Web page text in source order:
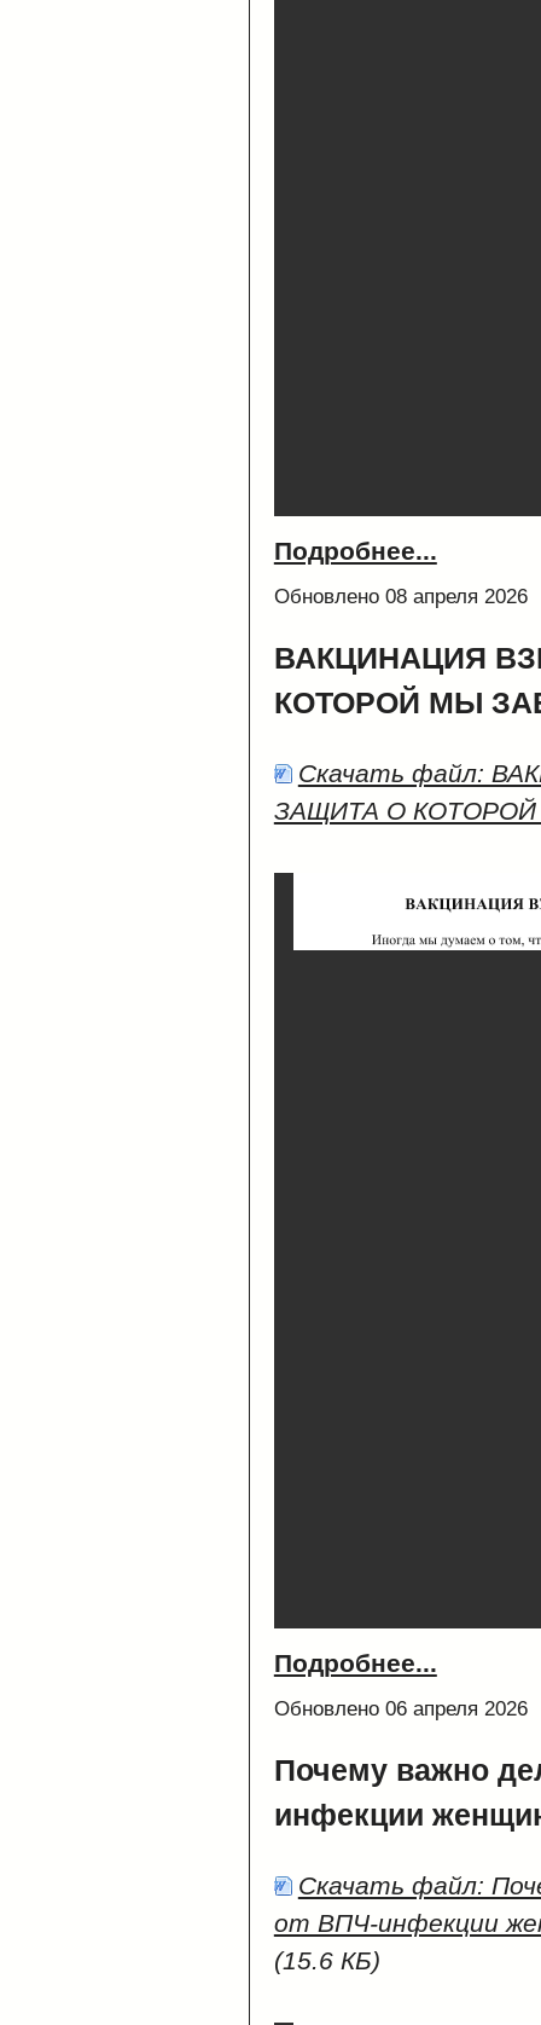
Подробнее...
Обновлено 08 апреля 2026
ВАКЦИНАЦИЯ
КОТОРОЙ МЫ
Скачать файл:
ЗАЩИТА О
Подробнее...
Обновлено 06 апреля 2026
Почему важно
инфекции
Скачать файл:
от ВПЧ-инфекции
(15.6 КБ)